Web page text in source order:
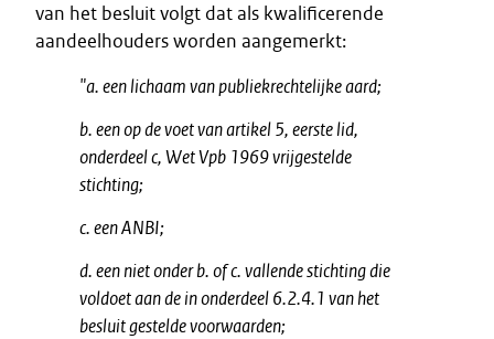
van het besluit volgt dat als kwalificerende
aandeelhouders worden aangemerkt:
"a. een lichaam van publiekrechtelijke aard;
b. een op de voet van artikel 5, eerste lid,
onderdeel c, Wet Vpb 1969 vrijgestelde
stichting;
c. een ANBI;
d. een niet onder b. of c. vallende stichting die
voldoet aan de in onderdeel 6.2.4.1 van het
besluit gestelde voorwaarden;